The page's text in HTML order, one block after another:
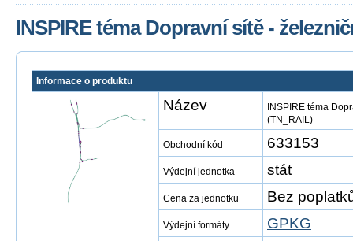
INSPIRE téma Dopravní sítě -
Informace o produktu
Název
INSPIRE téma
(TN_RAIL)
Obchodní kód 633153
Výdejní jednotka stát
Cena za jednotku Bez
Výdejní formáty GPKG